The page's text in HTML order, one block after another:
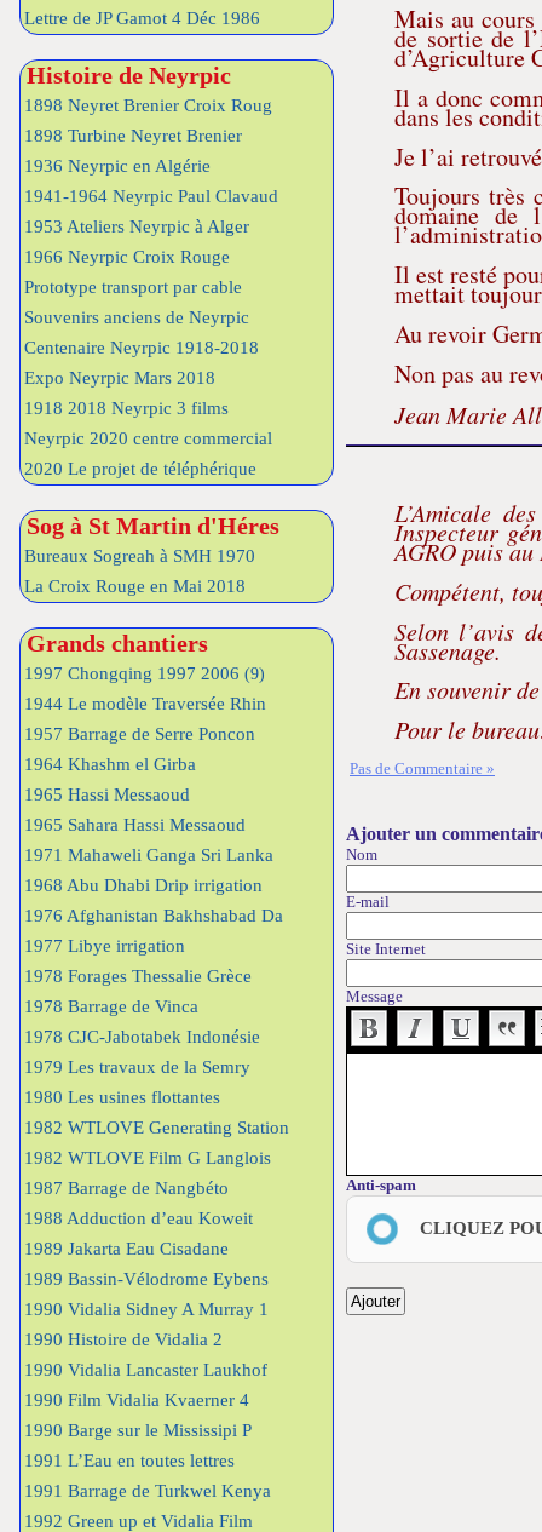
Lettre de JP Gamot 4 Déc 1986
Histoire de Neyrpic
1898 Neyret Brenier Croix Roug
1898 Turbine Neyret Brenier
1936 Neyrpic en Algérie
1941-1964 Neyrpic Paul Clavaud
1953 Ateliers Neyrpic à Alger
1966 Neyrpic Croix Rouge
Prototype transport par cable
Souvenirs anciens de Neyrpic
Centenaire Neyrpic 1918-2018
Expo Neyrpic Mars 2018
1918 2018 Neyrpic 3 films
Neyrpic 2020 centre commercial
2020 Le projet de téléphérique
Sog à St Martin d'Héres
Bureaux Sogreah à SMH 1970
La Croix Rouge en Mai 2018
Grands chantiers
1997 Chongqing 1997 2006 (9)
1944 Le modèle Traversée Rhin
1957 Barrage de Serre Poncon
1964 Khashm el Girba
1965 Hassi Messaoud
1965 Sahara Hassi Messaoud
1971 Mahaweli Ganga Sri Lanka
1968 Abu Dhabi Drip irrigation
1976 Afghanistan Bakhshabad Da
1977 Libye irrigation
1978 Forages Thessalie Grèce
1978 Barrage de Vinca
1978 CJC-Jabotabek Indonésie
1979 Les travaux de la Semry
1980 Les usines flottantes
1982 WTLOVE Generating Station
1982 WTLOVE Film G Langlois
1987 Barrage de Nangbéto
1988 Adduction d’eau Koweit
1989 Jakarta Eau Cisadane
1989 Bassin-Vélodrome Eybens
1990 Vidalia Sidney A Murray 1
1990 Histoire de Vidalia 2
1990 Vidalia Lancaster Laukhof
1990 Film Vidalia Kvaerner 4
1990 Barge sur le Mississipi P
1991 L’Eau en toutes lettres
1991 Barrage de Turkwel Kenya
1992 Green up et Vidalia Film
Mais au cours
de sortie de
d’Agriculture
Il a donc
dans les
Je l’ai
Toujours très
domaine de
Il est resté
mettait
Au revoir
Non pas au
Jean Marie
L’Amicale
Inspecteur
AGRO puis au
Compétent,
Selon l’avis
Sassenage.
En souvenir
Pour le
Pas de Commentaire »
Ajouter un
Nom
E-mail
Site Internet
Message
Anti-spam
CLIQUEZ